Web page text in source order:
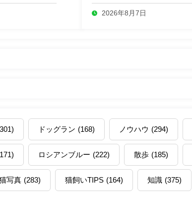
2026年8月7日
ドッグラン (168) ノウハウ (294)
ロシアンブルー (222) 散歩 (185)
写真 (283) 猫飼いTIPS (164) 知識 (375)